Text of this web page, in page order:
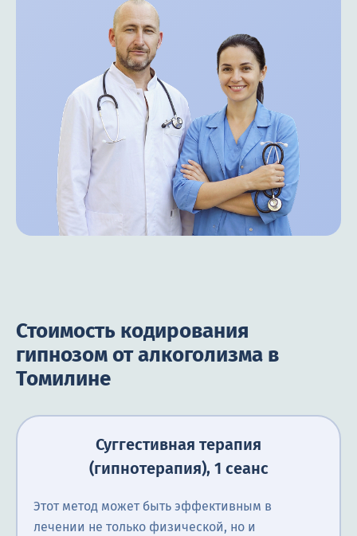
Стоимость кодирования
гипнозом от алкоголизма в
Томилине
Суггестивная терапия
(гипнотерапия), 1 сеанс
Этот метод может быть эффективным в
лечении не только физической, но и